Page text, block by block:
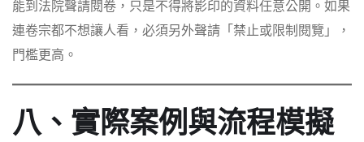
能到法院聲請閱卷，只是不得將影印的資料任意公開。如果
連卷宗都不想讓人看，必須另外聲請「禁止或限制閱覽」，
門檻更高。
八、實際案例與流程模擬